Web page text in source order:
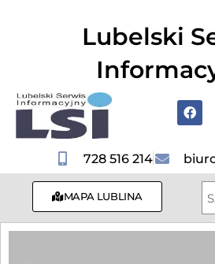
Lubelski
728 516 214
MAPA LUBLINA